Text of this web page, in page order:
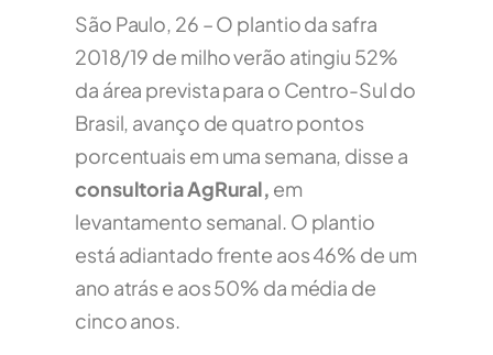
São Paulo, 26 – O plantio da safra
2018/19 de milho verão atingiu 52%
da área prevista para o Centro-Sul do
Brasil, avanço de quatro pontos
porcentuais em uma semana, disse a
consultoria AgRural, em
levantamento semanal. O plantio
está adiantado frente aos 46% de um
ano atrás e aos 50% da média de
cinco anos.